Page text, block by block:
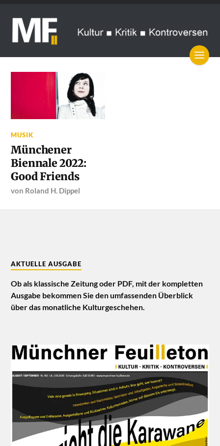
MUSIK
Münchener
Biennale 2022:
Good Friends
von Roland H. Dippel
AKTUELLE AUSGABE
Ob als klassische Zeitung oder PDF, mit der kompletten
Ausgabe bekommen Sie den umfassenden Überblick
über das monatliche Kulturgeschehen.